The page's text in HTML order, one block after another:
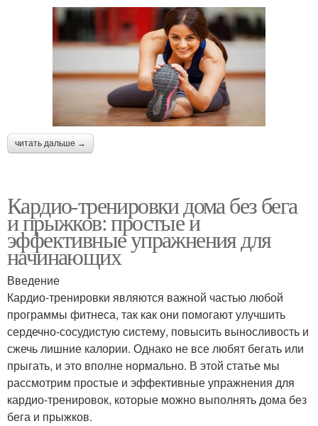
читать дальше →
Кардио-тренировки дома без бега
и прыжков: простые и
эффективные упражнения для
начинающих
Введение
Кардио-тренировки являются важной частью любой
программы фитнеса, так как они помогают улучшить
сердечно-сосудистую систему, повысить выносливость и
сжечь лишние калории. Однако не все любят бегать или
прыгать, и это вполне нормально. В этой статье мы
рассмотрим простые и эффективные упражнения для
кардио-тренировок, которые можно выполнять дома без
бега и прыжков.